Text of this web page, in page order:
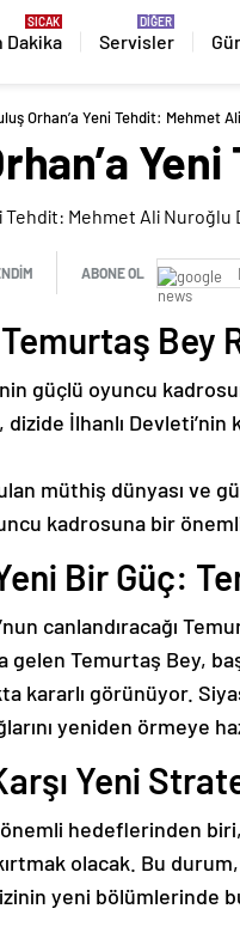
Dakika Servisler
Orhan’a Yeni Tehdit: Mehmet
ABONE OL
Bey
güçlü oyuncu
İlhanlı
Bir Güç:
canlandıracağı
gelen Temurtaş Bey,
kararlı görünüyor.
yeniden örmeye
Yeni
hedeflerinden
olacak. Bu
yeni